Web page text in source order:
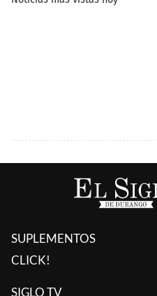
SUPLEMENTOS
CLICK!
SIGLO TV